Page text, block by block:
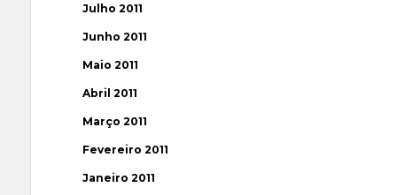
Julho 2011
Junho 2011
Maio 2011
Abril 2011
Março 2011
Fevereiro 2011
Janeiro 2011